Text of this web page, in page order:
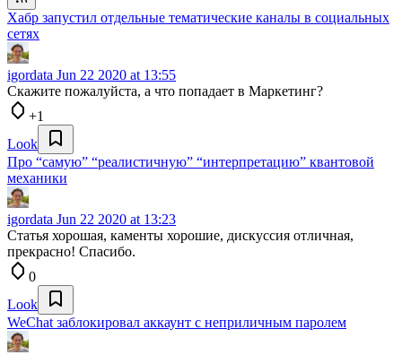
Хабр запустил отдельные тематические каналы в социальных
сетях
igordata Jun 22 2020 at 13:55
Скажите пожалуйста, а что попадает в Маркетинг?
+1
Look
Про “самую” “реалистичную” “интерпретацию” квантовой
механики
igordata Jun 22 2020 at 13:23
Статья хорошая, каменты хорошие, дискуссия отличная,
прекрасно! Спасибо.
0
Look
WeChat заблокировал аккаунт с неприличным паролем